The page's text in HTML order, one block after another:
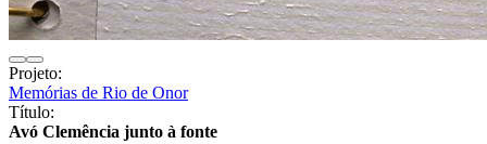
Projeto:
Memórias de Rio de Onor
Título:
Avó Clemência junto à fonte